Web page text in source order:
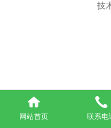
网站首页 联系电
技